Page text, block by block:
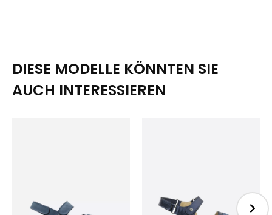
DIESE MODELLE KÖNNTEN SIE
AUCH INTERESSIEREN